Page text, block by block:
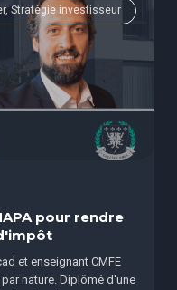
Stratégie investisseur
pour rendre
et enseignant CMFE
nature. Diplômé d'une